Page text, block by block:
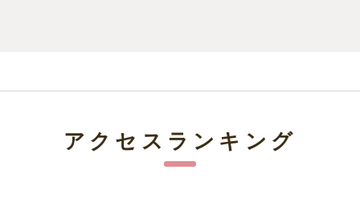
アクセスランキング